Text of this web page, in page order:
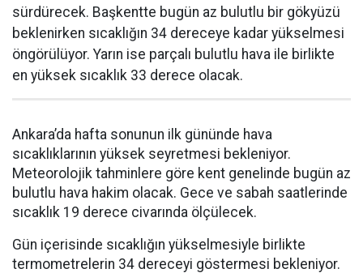
sürdürecek. Başkentte bugün az bulutlu bir gökyüzü
beklenirken sıcaklığın 34 dereceye kadar yükselmesi
öngörülüyor. Yarın ise parçalı bulutlu hava ile birlikte
en yüksek sıcaklık 33 derece olacak.
Ankara’da hafta sonunun ilk gününde hava
sıcaklıklarının yüksek seyretmesi bekleniyor.
Meteorolojik tahminlere göre kent genelinde bugün az
bulutlu hava hakim olacak. Gece ve sabah saatlerinde
sıcaklık 19 derece civarında ölçülecek.
Gün içerisinde sıcaklığın yükselmesiyle birlikte
termometrelerin 34 dereceyi göstermesi bekleniyor.